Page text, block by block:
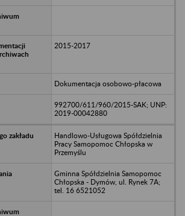
2015-2017
Dokumentacja osobowo-płacowa
992700/611/960/2015-SAK; UNP:
2019-00042880
Handlowo-Usługowa Spółdzielnia
Pracy Samopomoc Chłopska w
Przemyślu
Gminna Spółdzielnia Samopomoc
Chłopska - Dymów, ul. Rynek 7A;
tel. 16 6521052